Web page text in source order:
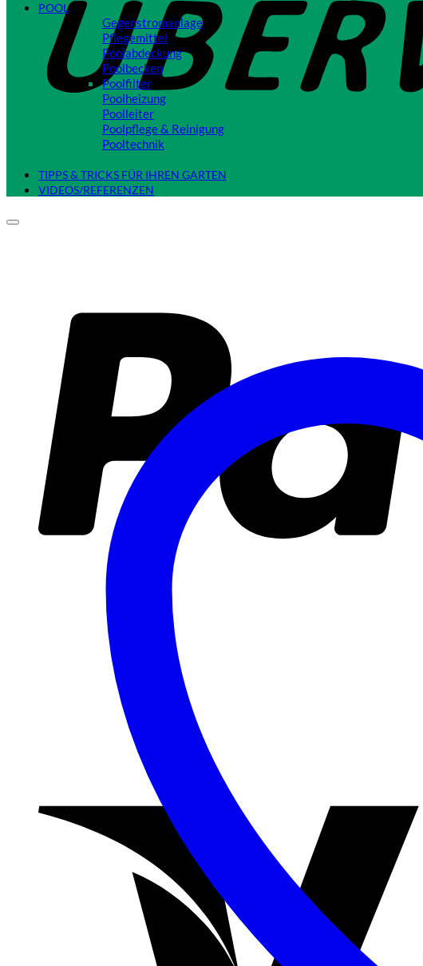
POOL
Gegenstromanlage
Pflegemittel
Poolabdeckung
Poolbecken
Poolfilter
Poolheizung
Poolleiter
Poolpflege & Reinigung
Pooltechnik
TIPPS & TRICKS FÜR IHREN GARTEN
VIDEOS/REFERENZEN